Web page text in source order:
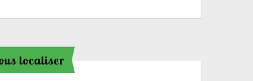
localiser